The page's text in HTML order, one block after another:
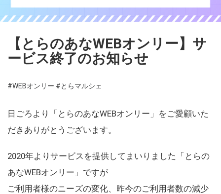
【とらのあなWEBオンリー】サ
ービス終了のお知らせ
#WEBオンリー #とらマルシェ
日ごろより「とらのあなWEBオンリー」をご愛顧いた
だきありがとうございます。
2020年よりサービスを提供してまいりました「とらの
あなWEBオンリー」ですが
ご利用者様のニーズの変化、昨今のご利用者数の減少